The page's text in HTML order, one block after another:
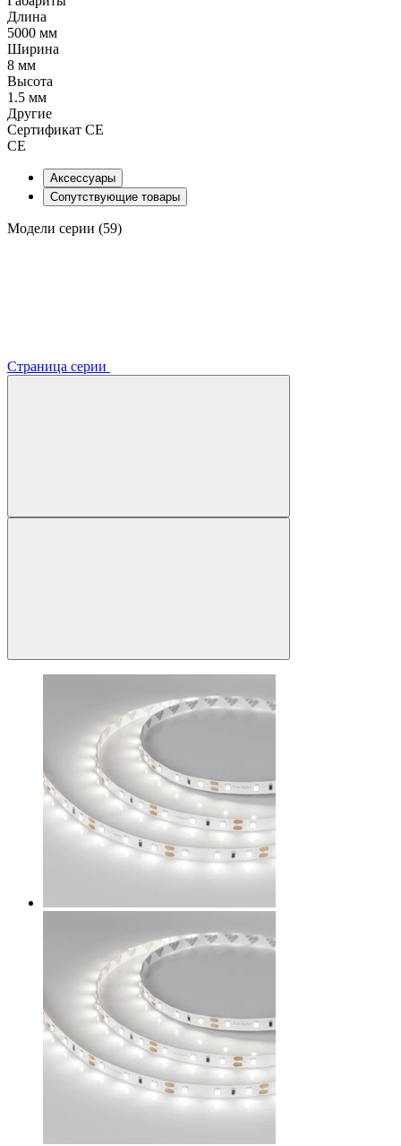
Длина
5000 мм
Ширина
8 мм
Высота
1.5 мм
Другие
Сертификат CE
CE
Аксессуары
Сопутствующие товары
Модели серии (59)
Страница серии